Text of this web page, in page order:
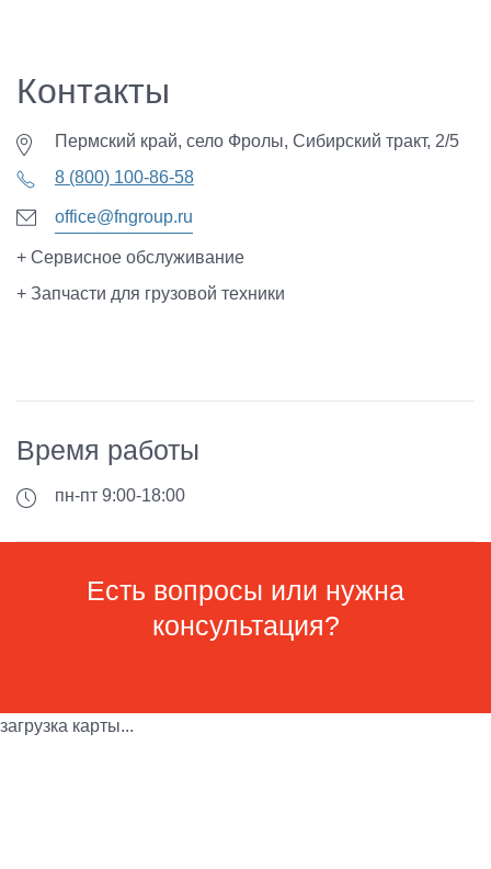
Контакты
Пермский край, село Фролы, Сибирский тракт, 2/5
8 (800) 100-86-58
office@fngroup.ru
+ Сервисное обслуживание
+ Запчасти для грузовой техники
Время работы
пн-пт 9:00-18:00
Есть вопросы или нужна
консультация?
загрузка карты...